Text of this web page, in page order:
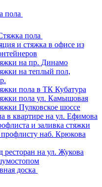
пола
пола
и стяжка в офисе из
на пр. Динамо
на теплый пол,
пола в ТК Кубатура
пола ул. Камышовая
Пулковское шоссе
в квартире на ул. Ефимова
и заливка стяжки
наб. Крюкова
ресторан на ул. Жукова
доска